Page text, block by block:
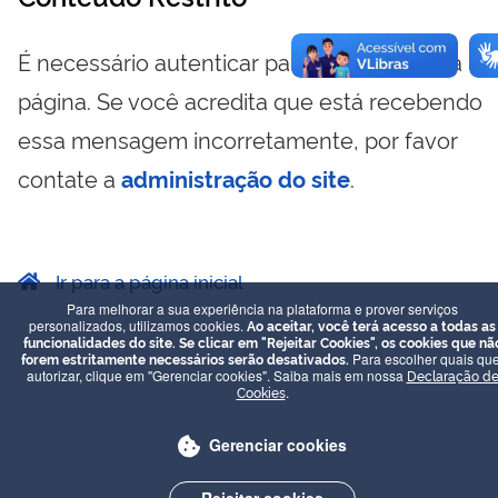
É necessário autenticar para visualizar essa
página. Se você acredita que está recebendo
essa mensagem incorretamente, por favor
contate a administração do site.
Ir para a página inicial
Para melhorar a sua experiência na plataforma e prover serviços
personalizados, utilizamos cookies. Ao aceitar, você terá acesso a todas as
funcionalidades do site. Se clicar em "Rejeitar Cookies", os cookies que
forem estritamente necessários serão desativados. Para escolher quais
autorizar, clique em "Gerenciar cookies". Saiba mais em nossa Declaração de
Cookies.
Gerenciar cookies